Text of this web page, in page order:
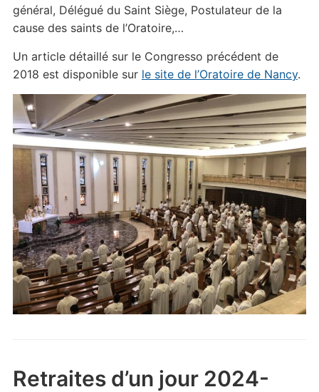
général, Délégué du Saint Siège, Postulateur de la
cause des saints de l’Oratoire,…
Un article détaillé sur le Congresso précédent de
2018 est disponible sur le site de l’Oratoire de Nancy.
Retraites d’un jour 2024-